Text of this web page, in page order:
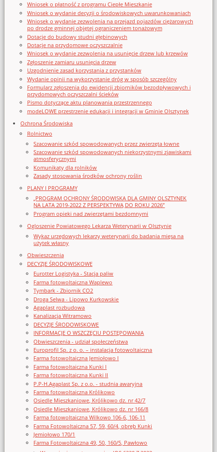
Wniosek o płatność z programu Ciepłe Mieszkanie
Wniosek o wydanie decyzji o środowiskowych uwarunkowaniach
Wniosek o wydanie zezwolenia na przejazd pojazdów ciężarowych
po drodze gminnej objętej ograniczeniem tonażowym
Dotacje do budowy studni głębinowych
Dotacje na przydomowe oczyszczalnie
Wniosek o wydanie zezwolenia na usunięcie drzew lub krzewów
Zgłoszenie zamiaru usunięcia drzew
Uzgodnienie zasad korzystania z przystanków
Wydanie opinii na wykorzystanie dróg w sposób szczególny
Formularz zgłoszenia do ewidencji zbiorników bezodpływowych i
przydomowych oczyszczalni ścieków
Pismo dotyczące aktu planowania przestrzennego
modeLOWE przestrzenie edukacji i integracji w Gminie Olsztynek
Ochrona Środowiska
Rolnictwo
Szacowanie szkód spowodowanych przez zwierzęta łowne
Szacowanie szkód spowodowanych niekorzystnymi zjawiskami
atmosferycznymi
Komunikaty dla rolników
Zasady stosowania środków ochrony roślin
PLANY I PROGRAMY
„PROGRAM OCHRONY ŚRODOWISKA DLA GMINY OLSZTYNEK
NA LATA 2019-2022 Z PERSPEKTYWĄ DO ROKU 2026”
Program opieki nad zwierzętami bezdomnymi
Ogloszenie Powiatowego Lekarza Weterynarii w Olsztynie
Wykaz urzędowych lekarzy weterynarii do badania mięsa na
użytek własny
Obwieszczenia
DECYZJE ŚRODOWISKOWE
Eurotter Logistyka - Stacja paliw
Farma fotowoltaiczna Waplewo
Tymbark - Zbiornik CO2
Droga Selwa - Lipowo Kurkowskie
Agaplast rozbudowa
Kanalizacja Witramowo
DECYZJE ŚRODOWISKOWE
INFORMACJE O WSZCZĘCIU POSTĘPOWANIA
Obwieszczenia - udział społeczeństwa
Europrofil Sp. z o. o. – instalacja fotowoltaiczna
Farma fotowoltaiczna Jemiołowo I
Farma fotowoltaiczna Kunki I
Farma fotowoltaiczna Kunki II
P.P-H.Agaplast Sp. z o.o. - studnia awaryjna
Farma fotowoltaiczna Królikowo
Osiedle Mieszkaniowe, Królikowo dz. nr 42/7
Osiedle Mieszkaniowe, Królikowo dz. nr 166/8
Farma fotowoltaiczna Wilkowo 106-6, 106-11
Farma Fotowoltaiczna 57, 59, 60/4, obręb Kunki
Jemiołowo 170/1
Farma Fotowoltaiczna 49, 50, 160/5, Pawłowo